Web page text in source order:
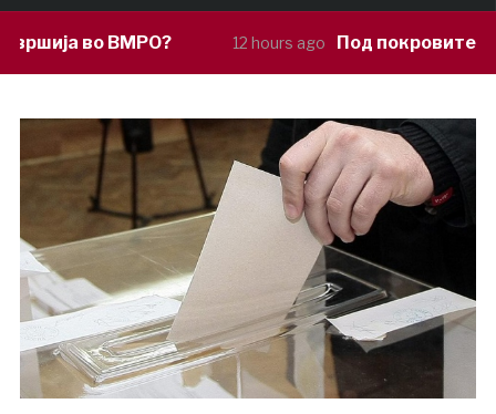
12 hours ago Под покровителство на